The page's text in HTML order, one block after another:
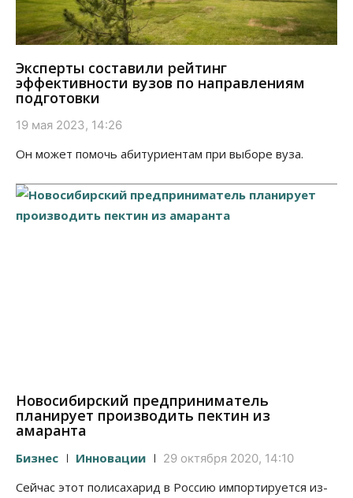
Эксперты составили рейтинг
эффективности вузов по направлениям
подготовки
19 мая 2023, 14:26
Он может помочь абитуриентам при выборе вуза.
Новосибирский предприниматель
планирует производить пектин из
амаранта
Бизнес Инновации 29 октября 2020, 14:10
Сейчас этот полисахарид в Россию импортируется из-